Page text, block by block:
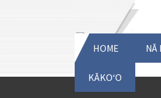
HOME NĀ
KĀKOʻO